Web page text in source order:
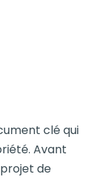
clé qui
Avant
de